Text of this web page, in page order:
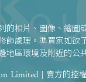
的相片、圖像、繪圖
飾處理。準買家如欲
地區環境及附近的公
Limited | 賣方的控